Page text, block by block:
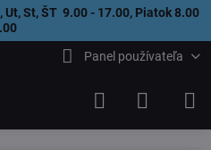
St, ŠT 9.00 - 17.00, Piatok 8.00
Panel používateľa